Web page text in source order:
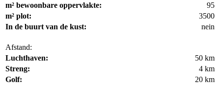
m² bewoonbare oppervlakte:
95
m² plot:
3500
In de buurt van de kust:
nein
Afstand:
Luchthaven:
50 km
Streng:
4 km
Golf:
20 km